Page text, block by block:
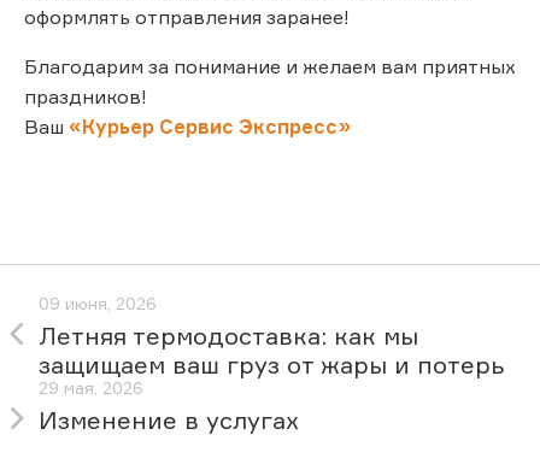
оформлять отправления заранее!
Благодарим за понимание и желаем вам приятных
праздников!
Ваш «Курьер Сервис Экспресс»
09 июня, 2026
Летняя термодоставка: как мы
защищаем ваш груз от жары и потерь
29 мая, 2026
Изменение в услугах